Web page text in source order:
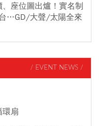
、座位圖出爐！實名制
…GD/大聲/太陽全來
/ EVENT NEWS /
環扇